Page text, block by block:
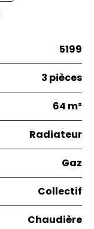
5199
3 pièces
64 m²
Radiateur
Gaz
Collectif
Chaudière